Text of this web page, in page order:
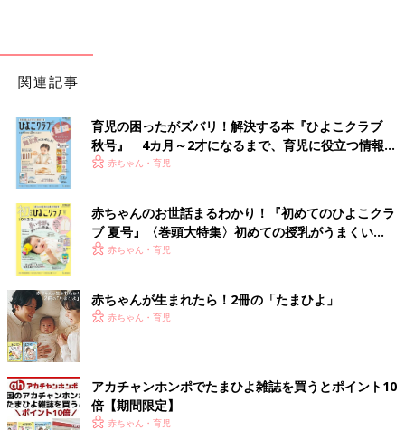
関連記事
育児の困ったがズバリ！解決する本『ひよこクラブ
秋号』 4カ月～2才になるまで、育児に役立つ情報が
いっぱい！
赤ちゃん・育児
赤ちゃんのお世話まるわかり！『初めてのひよこクラ
ブ 夏号』〈巻頭大特集〉初めての授乳がうまくい
く！ おっぱい・ミルクの基本と夏のトラブル 解決テ
赤ちゃん・育児
赤ちゃんが生まれたら！2冊の「たまひよ」
赤ちゃん・育児
アカチャンホンポでたまひよ雑誌を買うとポイント10
倍【期間限定】
赤ちゃん・育児